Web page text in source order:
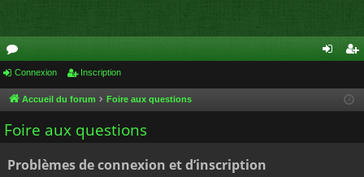
or
u
m
cri
Connexion Inscription
Accueil du forum Foire aux questions
Foire aux questions
Problèmes de connexion et d’inscription